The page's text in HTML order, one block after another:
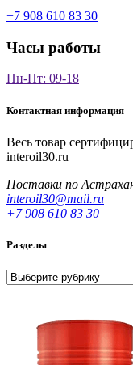
+7 908 610 83 30
Часы работы
Пн-Пт: 09-18
Контактная информация
Весь товар
interoil30.ru
Поставки по
interoil30@mail.ru
+7 908 610 83 30
Разделы
Разделы